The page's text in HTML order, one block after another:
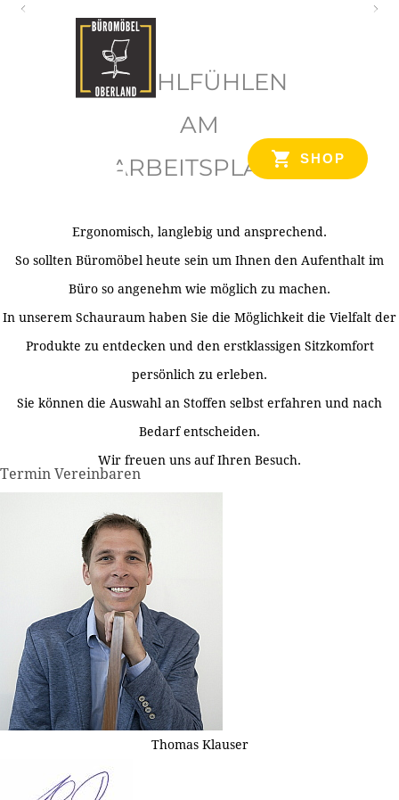
SHOP
WOHLFÜHLEN
AM
ARBEITSPLATZ
Ergonomisch, langlebig und ansprechend.
So sollten Büromöbel heute sein um Ihnen den Aufenthalt im
Büro so angenehm wie möglich zu machen.
In unserem Schauraum haben Sie die Möglichkeit die Vielfalt der
Produkte zu entdecken und den erstklassigen Sitzkomfort
persönlich zu erleben.
Sie können die Auswahl an Stoffen selbst erfahren und nach
Bedarf entscheiden.
Wir freuen uns auf Ihren Besuch.
Termin Vereinbaren
Thomas Klauser